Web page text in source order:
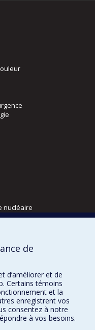
nucléaire
de
d’améliorer et de
Certains témoins
et la
enregistrent vos
consentez à notre
à vos besoins.